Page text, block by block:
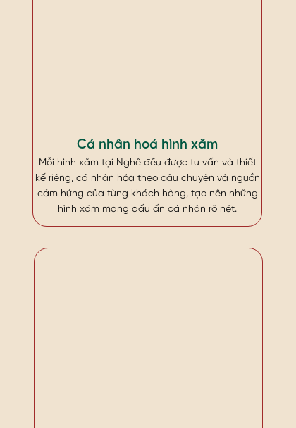
Cá nhân hoá hình xăm
Mỗi hình xăm tại Nghê đều được tư vấn và thiết
kế riêng, cá nhân hóa theo câu chuyện và nguồn
cảm hứng của từng khách hàng, tạo nên những
hình xăm mang dấu ấn cá nhân rõ nét.